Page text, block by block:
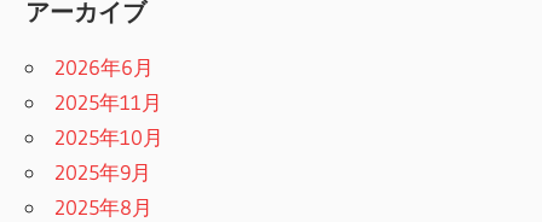
アーカイブ
2026年6月
2025年11月
2025年10月
2025年9月
2025年8月